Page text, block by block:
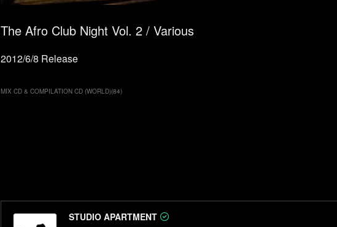
The Afro Club Night Vol. 2 / Various
2012/6/8 Release
MIX CD & COMPILATION CD (WORLD)(84)
STUDIO APARTMENT